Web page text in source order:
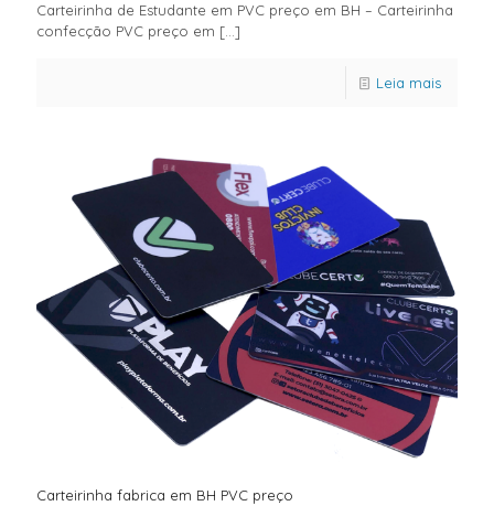
Carteirinha de Estudante em PVC preço em BH – Carteirinha
confecção PVC preço em […]
Leia mais
Carteirinha fabrica em BH PVC preço